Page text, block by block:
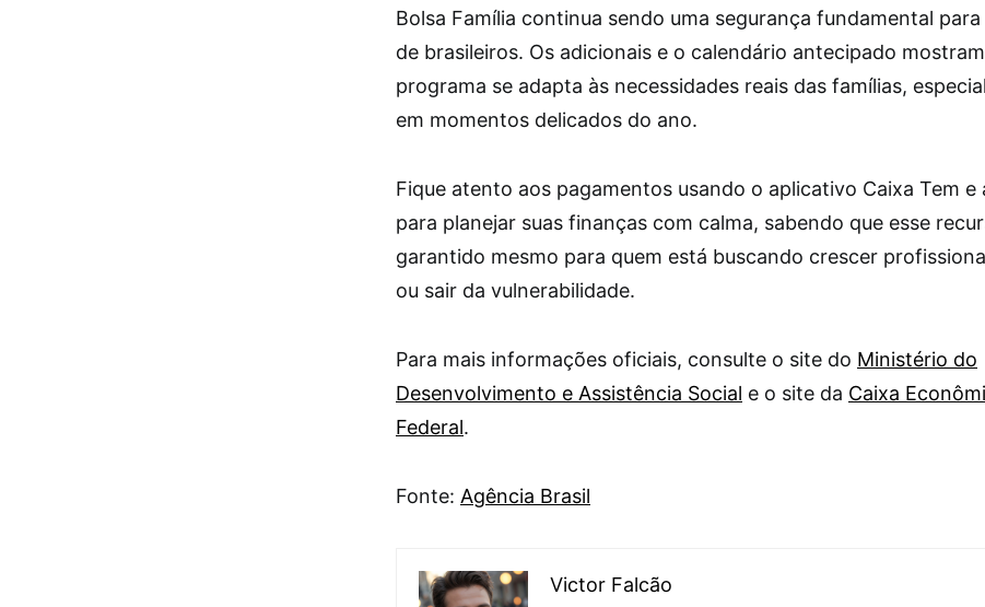
Bolsa Família continua sendo uma segurança fundamental
de brasileiros. Os adicionais e o calendário antecipado
programa se adapta às necessidades reais das famílias,
em momentos delicados do ano.
Fique atento aos pagamentos usando o aplicativo Caixa Tem e
para planejar suas finanças com calma, sabendo que esse
garantido mesmo para quem está buscando crescer
ou sair da vulnerabilidade.
Para mais informações oficiais, consulte o site do Ministério do
Desenvolvimento e Assistência Social e o site da Caixa
Federal.
Fonte: Agência Brasil
Victor Falcão